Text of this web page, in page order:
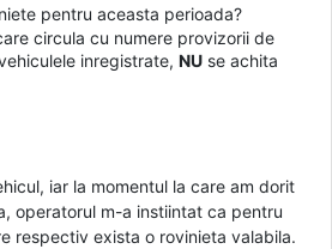
pentru aceasta perioada?
circula cu numere provizorii de
inregistrate, NUse achita
iar la momentul la care am dorit
operatorul m-a instiintat ca pentru
respectiv exista o rovinieta valabila.